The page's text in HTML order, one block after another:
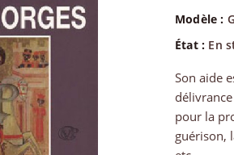
Modèle :
État : En
Son aide
pour la
guérison,